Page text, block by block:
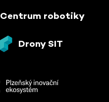
Centrum robotiky
Drony SIT